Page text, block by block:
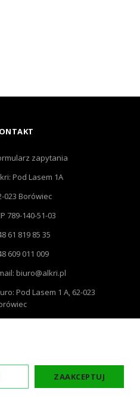
zapytania
Pod Lasem 1A
023 Borówiec
789-140-51-03
61 819 85 35
609 011 009
biuro@alkri.pl
Pod Lasem 1 A, 62-023
ZAAKCEPTUJ